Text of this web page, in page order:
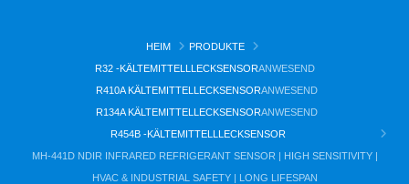
HEIM
PRODUKTE
R32 -KÄLTEMITTELLLECKSENSORANWESEND
R410A KÄLTEMITTELLECKSENSORANWESEND
R134A KÄLTEMITTELLECKSENSORANWESEND
R454B -KÄLTEMITTELLLECKSENSOR
MH-441D NDIR INFRARED REFRIGERANT SENSOR | HIGH SENSITIVITY |
HVAC & INDUSTRIAL SAFETY | LONG LIFESPAN